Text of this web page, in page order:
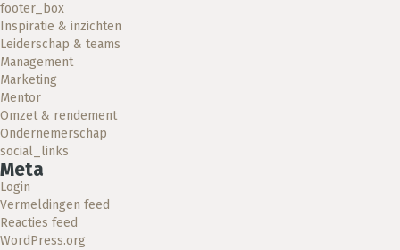
footer_box
Inspiratie & inzichten
Leiderschap & teams
Management
Marketing
Mentor
Omzet & rendement
Ondernemerschap
social_links
Meta
Login
Vermeldingen feed
Reacties feed
WordPress.org